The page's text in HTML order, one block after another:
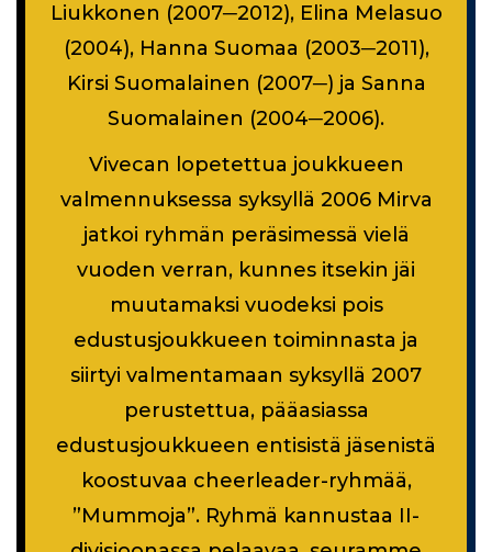
Liukkonen (2007─2012), Elina Melasuo
(2004), Hanna Suomaa (2003─2011),
Kirsi Suomalainen (2007─) ja Sanna
Suomalainen (2004─2006).
Vivecan lopetettua joukkueen
valmennuksessa syksyllä 2006 Mirva
jatkoi ryhmän peräsimessä vielä
vuoden verran, kunnes itsekin jäi
muutamaksi vuodeksi pois
edustusjoukkueen toiminnasta ja
siirtyi valmentamaan syksyllä 2007
perustettua, pääasiassa
edustusjoukkueen entisistä jäsenistä
koostuvaa cheerleader-ryhmää,
”Mummoja”. Ryhmä kannustaa II-